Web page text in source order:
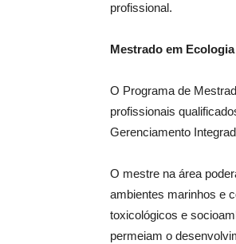
profissional.
Mestrado em Ecologia
O Programa de
profissionais
Gerenciamento
O mestre na área
ambientes marinhos e
toxicológicos e
permeiam o